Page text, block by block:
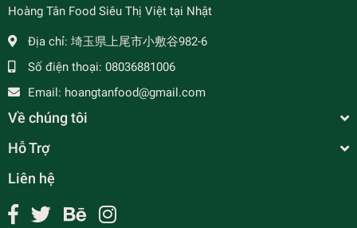
Hoàng Tân Food Siêu Thị Việt tại Nhật
Địa chỉ: 埼玉県上尾市小敷谷982-6
Số điện thoại: 08036881006
Email: hoangtanfood@gmail.com
Về chúng tôi
Hỗ Trợ
Liên hệ
undefined